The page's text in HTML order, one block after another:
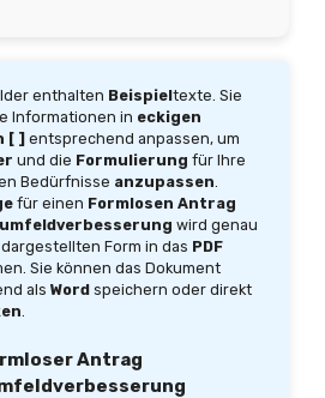
enthalten Beispieltexte. Sie
Informationen in eckigen
[ ] entsprechend anpassen, um
und die Formulierung für Ihre
Bedürfnisse anzupassen.
für einen Formlosen Antrag
wird genau
Form in das PDF
Sie können das Dokument
als Wordspeichern oder direkt
.
Antrag